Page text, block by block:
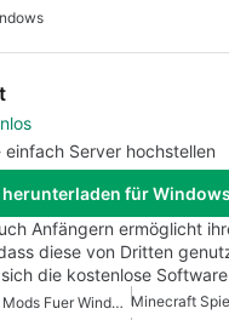
Server hochstellen
herunterladen für Windows
Anfängern ermöglicht
diese von Dritten
die kostenlose
Minecraft Minecraft Mods Fuer Windows Kostenlos Minecraft